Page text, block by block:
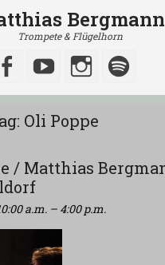
Bergmann
Trompete & Flügelhorn
Facebook
YouTube
Oli Poppe
/ Matthias
a.m. – 4:00 p.m.